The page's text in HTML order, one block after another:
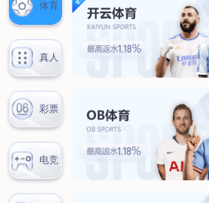
新闻展示
公司新闻
行业资讯
联系我们
联系方式
客户留言